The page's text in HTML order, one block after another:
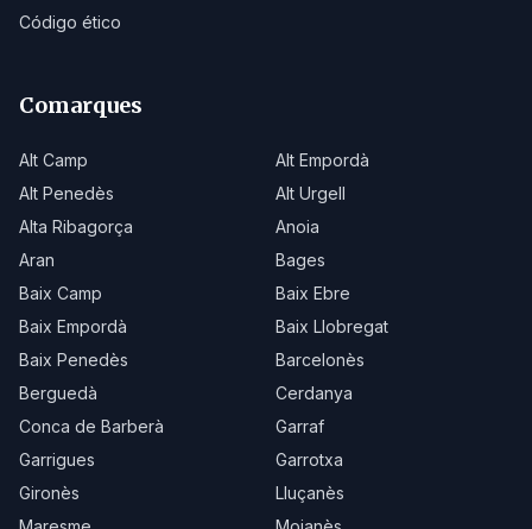
Código ético
Comarques
Alt Camp
Alt Empordà
Alt Penedès
Alt Urgell
Alta Ribagorça
Anoia
Aran
Bages
Baix Camp
Baix Ebre
Baix Empordà
Baix Llobregat
Baix Penedès
Barcelonès
Berguedà
Cerdanya
Conca de Barberà
Garraf
Garrigues
Garrotxa
Gironès
Lluçanès